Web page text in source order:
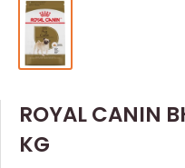
ROYAL CANIN
KG